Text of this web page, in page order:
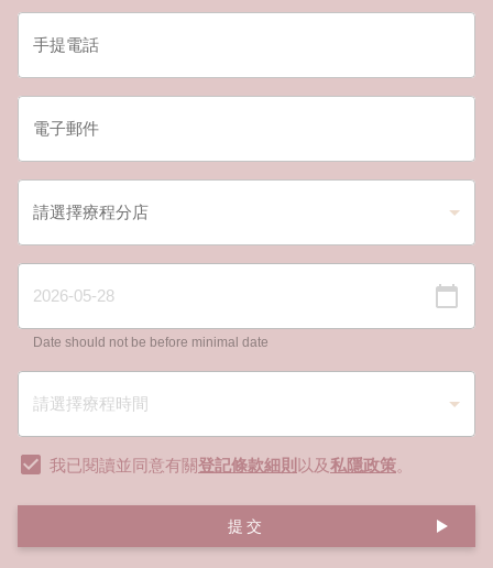
Date should not be before minimal date
我已閱讀並同意有關登記條款細則 以及私隱政策。
提交